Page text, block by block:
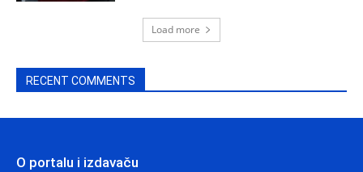
Load more
RECENT COMMENTS
O portalu i izdavaču